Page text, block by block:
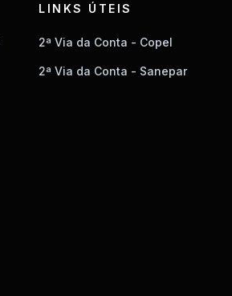
LINKS ÚTEIS
2ª Via da Conta - Copel
2ª Via da Conta - Sanepar